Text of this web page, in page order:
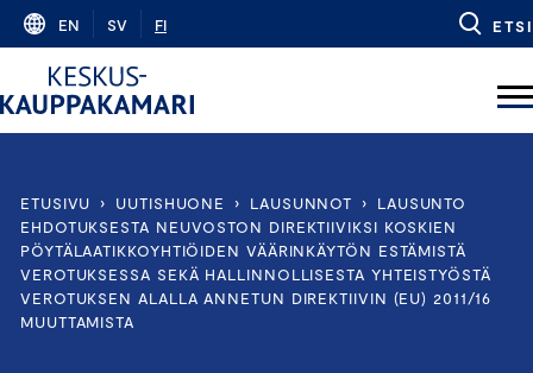
Skip
content
EN SV FI ETSI
ETUSIVU › UUTISHUONE › LAUSUNNOT ›
LAUSUNTO
EHDOTUKSESTA NEUVOSTON DIREKTIIVIKSI KOSKIEN
PÖYTÄLAATIKKOYHTIÖIDEN VÄÄRINKÄYTÖN ESTÄMISTÄ
VEROTUKSESSA SEKÄ HALLINNOLLISESTA YHTEISTYÖSTÄ
VEROTUKSEN ALALLA ANNETUN DIREKTIIVIN (EU) 2011/16
MUUTTAMISTA